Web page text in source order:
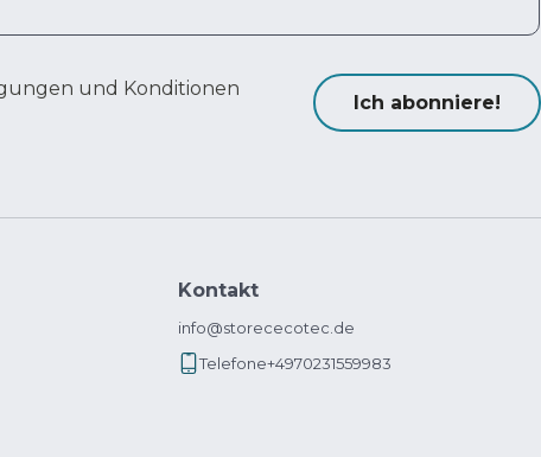
und Konditionen
Ich abonniere!
Kontakt
info@storececotec.de
Telefone+4970231559983